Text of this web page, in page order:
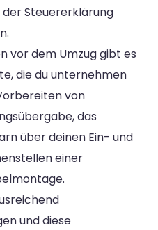
Steuererklärung
vor dem Umzug gibt es
die du unternehmen
von
das
über deinen Ein- und
einer
und diese